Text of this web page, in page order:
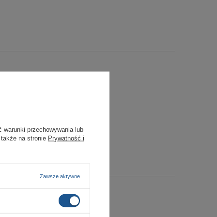
warunki przechowywania lub
na stronie Prywatność i
Zawsze aktywne